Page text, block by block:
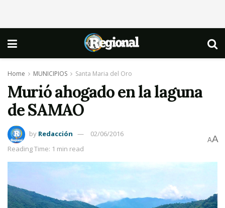
Home MUNICIPIOS Santa Maria del Oro
Murió ahogado en la laguna
de SAMAO
by Redacción
02/06/2016
Reading Time: 1 min read
AA